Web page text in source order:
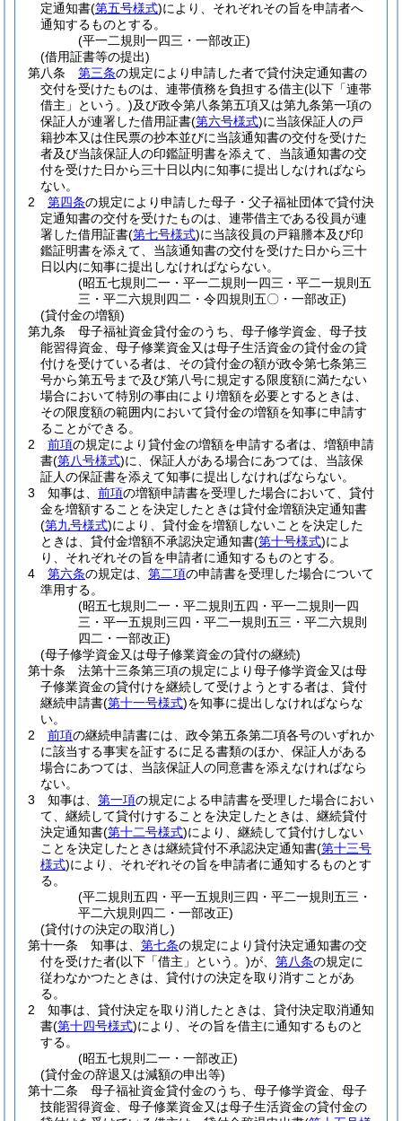
定通知書(第五号様式)により、それぞれその旨を申請者へ
通知するものとする。
(平一二規則一四三・一部改正)
(借用証書等の提出)
第八条
第三条の規定により申請した者で貸付決定通知書の
交付を受けたものは、連帯債務を負担する借主(以下「連帯
借主」という。)及び政令第八条第五項又は第九条第一項の
保証人が連署した借用証書(第六号様式)に当該保証人の戸
籍抄本又は住民票の抄本並びに当該通知書の交付を受けた
者及び当該保証人の印鑑証明書を添えて、当該通知書の交
付を受けた日から三十日以内に知事に提出しなければなら
ない。
2
第四条の規定により申請した母子・父子福祉団体で貸付決
定通知書の交付を受けたものは、連帯借主である役員が連
署した借用証書(第七号様式)に当該役員の戸籍謄本及び印
鑑証明書を添えて、当該通知書の交付を受けた日から三十
日以内に知事に提出しなければならない。
(昭五七規則二一・平一二規則一四三・平二一規則五
三・平二六規則四二・令四規則五〇・一部改正)
(貸付金の増額)
第九条
母子福祉資金貸付金のうち、母子修学資金、母子技
能習得資金、母子修業資金又は母子生活資金の貸付金の貸
付けを受けている者は、その貸付金の額が政令第七条第三
号から第五号まで及び第八号に規定する限度額に満たない
場合において特別の事由により増額を必要とするときは、
その限度額の範囲内において貸付金の増額を知事に申請す
ることができる。
2
前項の規定により貸付金の増額を申請する者は、増額申請
書(第八号様式)に、保証人がある場合にあつては、当該保
証人の保証書を添えて知事に提出しなければならない。
3
知事は、 前項の増額申請書を受理した場合において、貸付
金を増額することを決定したときは貸付金増額決定通知書
(第九号様式)により、貸付金を増額しないことを決定した
ときは、貸付金増額不承認決定通知書(第十号様式)によ
り、それぞれその旨を申請者に通知するものとする。
4
第六条の規定は、 第二項の申請書を受理した場合について
準用する。
(昭五七規則二一・平二規則五四・平一二規則一四
三・平一五規則三四・平二一規則五三・平二六規則
四二・一部改正)
(母子修学資金又は母子修業資金の貸付の継続)
第十条
法第十三条第三項の規定により母子修学資金又は母
子修業資金の貸付けを継続して受けようとする者は、貸付
継続申請書(第十一号様式)を知事に提出しなければならな
い。
2
前項の継続申請書には、政令第五条第二項各号のいずれか
に該当する事実を証するに足る書類のほか、保証人がある
場合にあつては、当該保証人の同意書を添えなければなら
ない。
3
知事は、 第一項の規定による申請書を受理した場合におい
て、継続して貸付けすることを決定したときは、継続貸付
決定通知書(第十二号様式)により、継続して貸付けしない
ことを決定したときは継続貸付不承認決定通知書(第十三号
様式)により、それぞれその旨を申請者に通知するものとす
る。
(平二規則五四・平一五規則三四・平二一規則五三・
平二六規則四二・一部改正)
(貸付けの決定の取消し)
第十一条
知事は、 第七条の規定により貸付決定通知書の交
付を受けた者(以下「借主」という。)が、 第八条の規定に
従わなかつたときは、貸付けの決定を取り消すことがあ
る。
2
知事は、貸付決定を取り消したときは、貸付決定取消通知
書(第十四号様式)により、その旨を借主に通知するものと
する。
(昭五七規則二一・一部改正)
(貸付金の辞退又は減額の申出等)
第十二条
母子福祉資金貸付金のうち、母子修学資金、母子
技能習得資金、母子修業資金又は母子生活資金の貸付金の